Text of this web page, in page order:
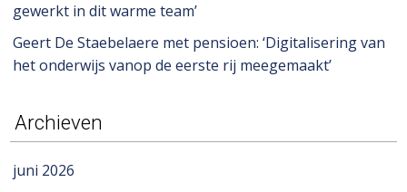
gewerkt in dit warme team’
Geert De Staebelaere met pensioen: ‘Digitalisering van
het onderwijs vanop de eerste rij meegemaakt’
Archieven
juni 2026